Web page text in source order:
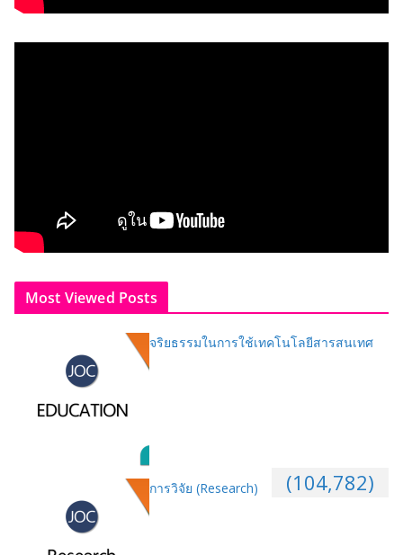
Most Viewed Posts
จริยธรรมในการใช้เทคโนโลยีสารสนเทศ
(104,782)
การวิจัย (Research)